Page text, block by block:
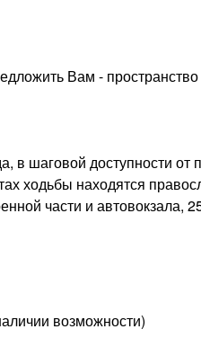
Вам -
в шаговой доступности от
ходьбы находятся
части и автовокзала,
возможности)